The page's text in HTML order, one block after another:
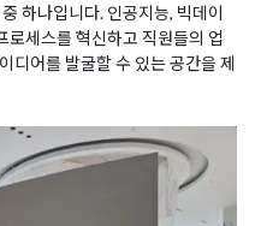
하나입니다. 인공지능, 빅데이
세스를 혁신하고 직원들의 업
디어를 발굴할 수 있는 공간을 제